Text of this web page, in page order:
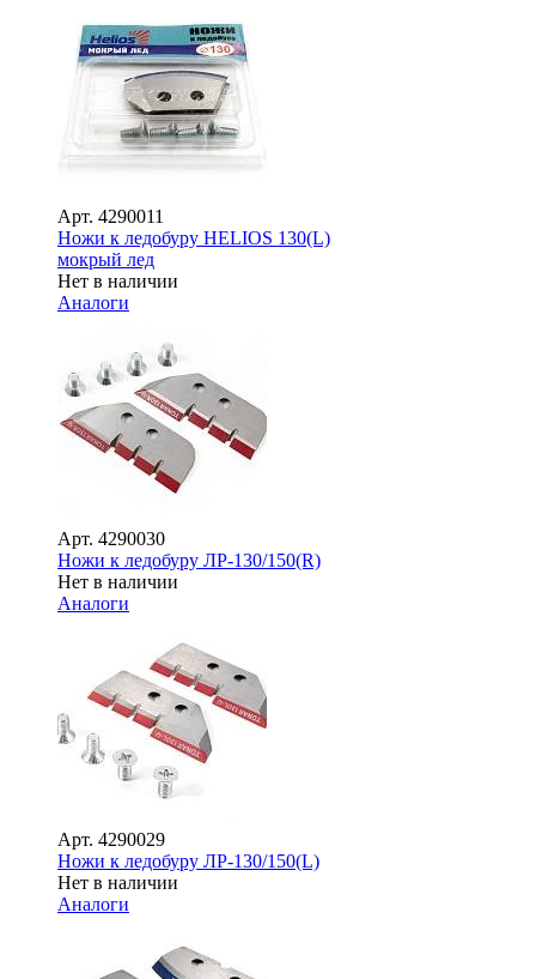
Арт. 4290011
Ножи к ледобуру HELIOS 130(L)
мокрый лед
Нет в наличии
Аналоги
Арт. 4290030
Ножи к ледобуру ЛР-130/150(R)
Нет в наличии
Аналоги
Арт. 4290029
Ножи к ледобуру ЛР-130/150(L)
Нет в наличии
Аналоги